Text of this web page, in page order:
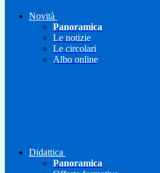
Novità
Panoramica
Le notizie
Le circolari
Albo online
Didattica
Panoramica